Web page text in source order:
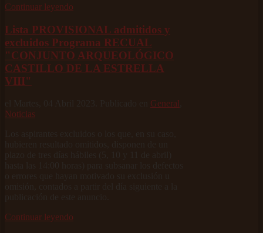
Continuar leyendo
Lista PROVISIONAL admitidos y
excluidos Programa RECUAL
"CONJUNTO ARQUEOLÓGICO
CASTILLO DE LA ESTRELLA
VIII"
General
Noticias
Continuar leyendo